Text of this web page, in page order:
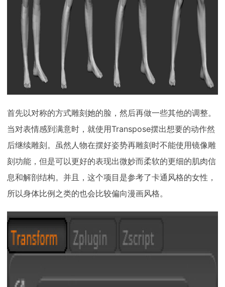
首先以对称的方式雕刻她的脸，然后再做一些其他的调整。
当对表情感到满意时，就使用Transpose摆出想要的动作然
后继续雕刻。虽然人物在摆好姿势再雕刻时不能使用镜像雕
刻功能，但是可以更好的表现出微妙而柔软的更细的肌肉信
息和解剖结构。并且，这个项目是参考了卡通风格的女性，
所以身体比例之类的也会比较偏向漫画风格。